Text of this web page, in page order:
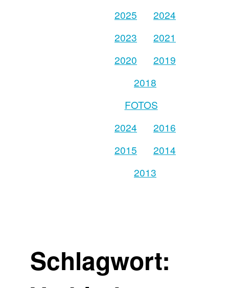
2025
2024
2023
2021
2020
2019
2018
FOTOS
2024
2016
2015
2014
2013
Schlagwort: